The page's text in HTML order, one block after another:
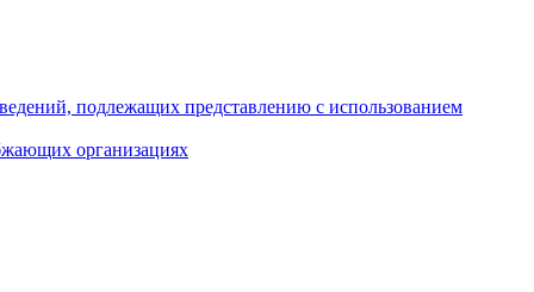
подлежащих представлению с использованием
организациях